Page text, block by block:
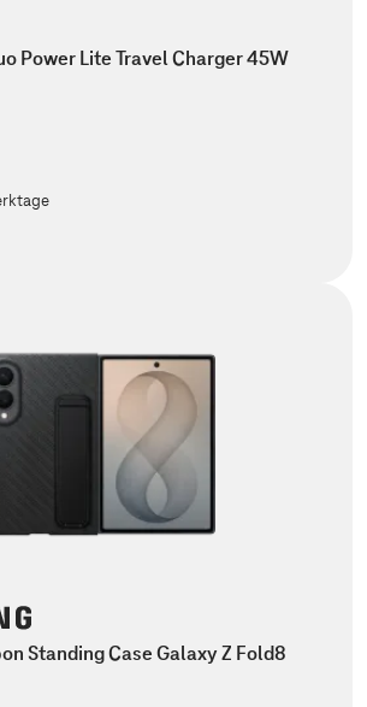
Power Lite Travel Charger 45W
Standing Case Galaxy Z Fold8